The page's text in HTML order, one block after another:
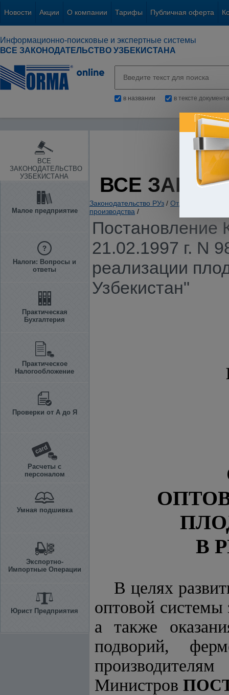
Новости Акции О компании Тарифы Публичная оферта
Информационно-поисковые и экспертные системы
ВСЕ ЗАКОНОДАТЕЛЬСТВО УЗБЕКИСТАНА
в названии в тексте документа
ВСЕ
ЗАКОНОДАТЕЛЬСТВО
УЗБЕКИСТАНА
Малое предприятие
Налоги: Вопросы и
ответы
Практическая
Бухгалтерия
Практическое
Налогообложение
Проверки от А до Я
Расчеты с
персоналом
Умная подшивка
Экспортно-
Импортные Операции
Юрист Предприятия
ВСЕ
Законодательство РУз / Отдельные
производства /
Постановление
21.02.1997 г. N
реализации
Узбекистан"
В
В целях
оптовой системы
а также
подворий,
Министров